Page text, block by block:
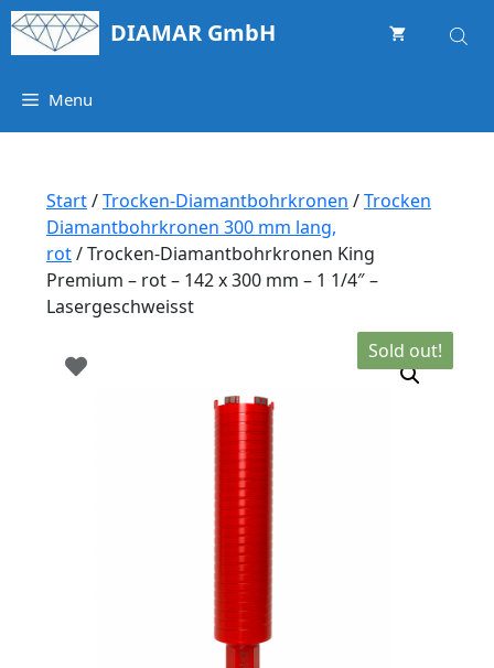
Springe
zum
DIAMAR GmbH
Menu
Start/Trocken-Diamantbohrkronen /Trocken
Diamantbohrkronen 300 mm lang,
rot/ Trocken-Diamantbohrkronen King
Premium – rot – 142 x 300 mm – 1 1/4″ –
Lasergeschweisst
Sold out!